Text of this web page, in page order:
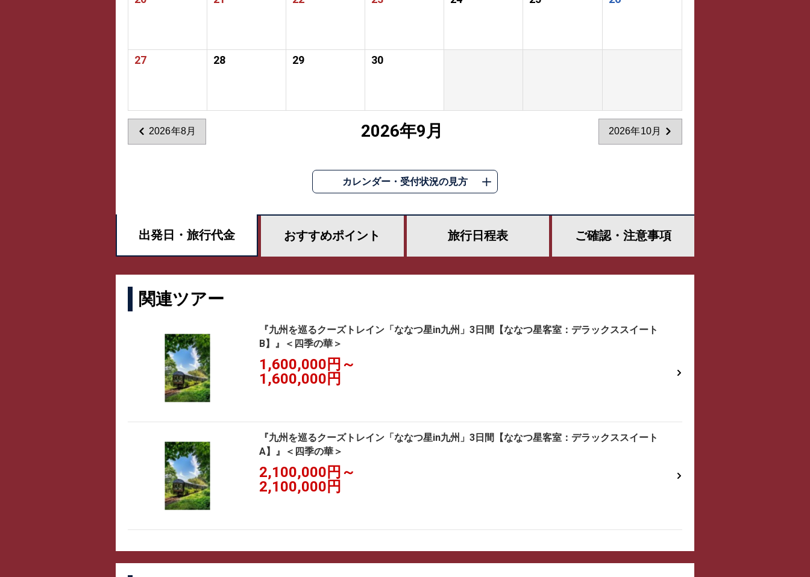
27 28 29 30
2026年8月 2026年9月 2026年10月
カレンダー・受付状況の見方
出発日・ 旅行代金 おすすめポイント 旅行日程表 ご確認・ 注意事項
関連ツアー
『九州を巡るクーズトレイン「ななつ星in九州」3日間【ななつ星客室：デラックススイート
B】』＜四季の華＞
1,600,000円～
1,600,000円
『九州を巡るクーズトレイン「ななつ星in九州」3日間【ななつ星客室：デラックススイート
A】』＜四季の華＞
2,100,000円～
2,100,000円